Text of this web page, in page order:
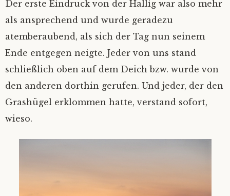
Der erste Eindruck von der Hallig war also mehr
als ansprechend und wurde geradezu
atemberaubend, als sich der Tag nun seinem
Ende entgegen neigte. Jeder von uns stand
schließlich oben auf dem Deich bzw. wurde von
den anderen dorthin gerufen. Und jeder, der den
Grashügel erklommen hatte, verstand sofort,
wieso.